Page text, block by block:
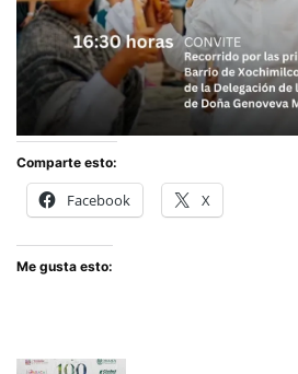
Comparte esto:
Facebook X
Me gusta esto: